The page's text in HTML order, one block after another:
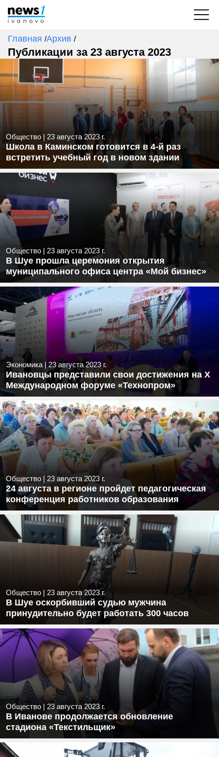
Главная /Архив /
Публикации за 23 августа 2023
Общество | 23 августа 2023 г.
Школа в Каминском готовится в 4-й раз
встретить учебный год в новом здании
Общество | 23 августа 2023 г.
В Шуе прошла церемония открытия
муниципального офиса центра «Мой бизнес»
Экономика |23 августа 2023 г.
Ивановцы представили свои достижения на X
Международном форуме «Технопром»
Общество | 23 августа 2023 г.
24 августа в регионе пройдет педагогическая
конференция работников образования
Общество | 23 августа 2023 г.
В Шуе оскорбивший судью мужчина
принудительно будет работать 300 часов
Общество | 23 августа 2023 г.
В Иванове продолжается обновление
стадиона «Текстильщик»